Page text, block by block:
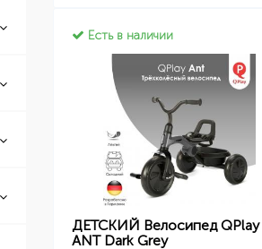
Есть в наличии
ДЕТСКИЙ Велосипед QPlay
ANT Dark Grey